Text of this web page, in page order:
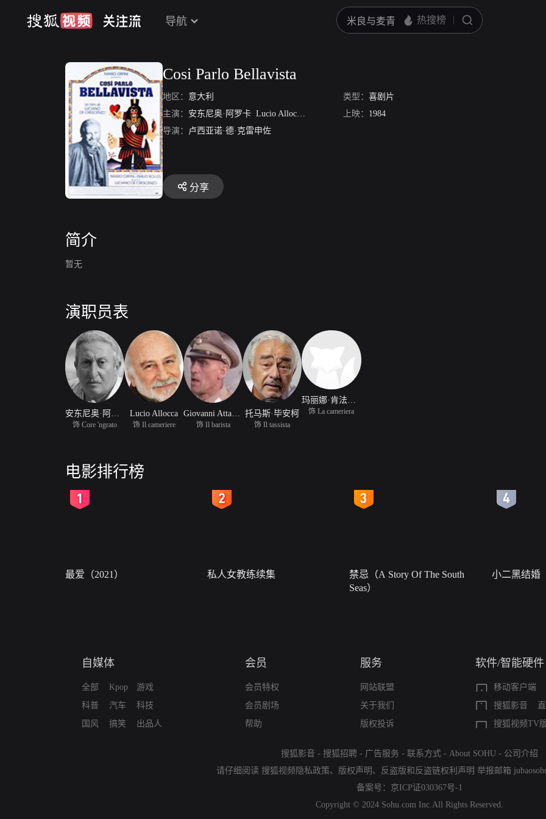
导航
Cosi Parlo Bellavista
地区： 意大利 类型： 喜剧片
主演： 安东尼奥·阿罗卡 Lucio Allocca Giovanni Attanasio 托马斯·毕安柯
上映： 1984
导演： 卢西亚诺·德·克雷申佐
分享
简介
暂无
演职员表
饰 Core 'ngrato
Lucio Allocca
饰 Il cameriere 饰 Il barista
托马斯·毕安柯
饰 Il tassista
玛丽娜·肯法罗纳
饰 La cameriera
电影排行榜
最爱（2021） 私人女教练续集
禁忌（A Story Of The South
Seas）
小二黑结婚
自媒体
全部
科普
国风
Kpop
汽车
搞笑
游戏
科技
出品人
会员
会员特权
会员剧场
帮助
服务
网站联盟
关于我们
版权投诉
软件/智能硬件
移动客户端
搜狐影音
搜狐视频TV
搜狐影音 - 搜狐招聘 - 广告服务 - 联系方式 - About SOHU - 公司介绍
请仔细阅读 搜狐视频隐私政策、 版权声明 、 反盗版和反盗链权利声明 举报邮箱
备案号： 京ICP证030367号-1
Copyright © 2024 Sohu.com Inc.All Rights Reserved.